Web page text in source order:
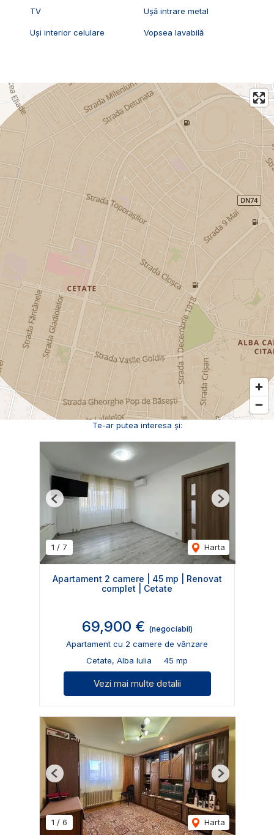
TV Ușă intrare metal
Uși interior celulare Vopsea lavabilă
Te-ar putea interesa și:
1 / 7 Harta
Previous Next
Apartament 2 camere | 45 mp | Renovat
complet | Cetate
69,900 € (negociabil)
Apartament cu 2 camere de vânzare
Cetate, Alba Iulia
45 mp
Vezi mai multe detalii
1 / 6 Harta
Previous Next